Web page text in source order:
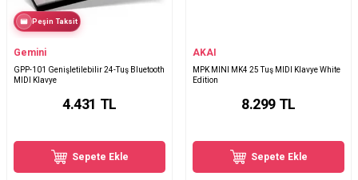
Peşin Taksit
Gemini
GPP-101 Genişletilebilir 24-Tuş Bluetooth
MIDI Klavye
4.431 TL
Sepete Ekle
AKAI
MPK MINI MK4 25 Tuş MIDI Klavye White
Edition
8.299 TL
Sepete Ekle